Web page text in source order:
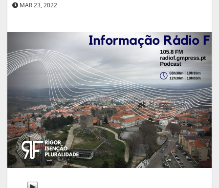
MAR 23, 2022